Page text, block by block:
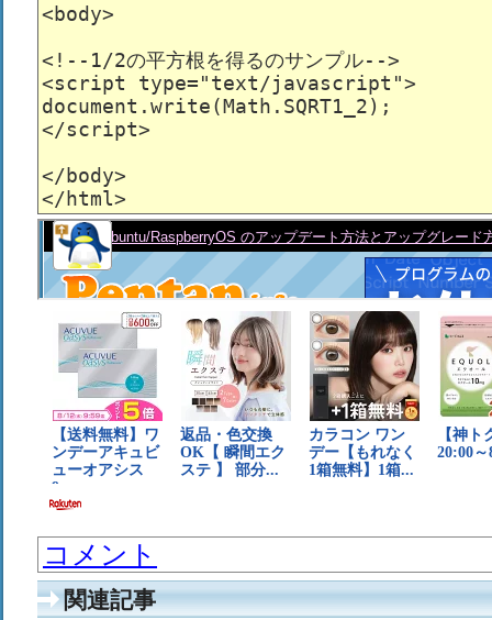
<body>
<!--1/2の平方根を得るのサンプル-->
<script type="text/javascript">
document.write(Math.SQRT1_2);
</script>
</body>
コメント
関連記事